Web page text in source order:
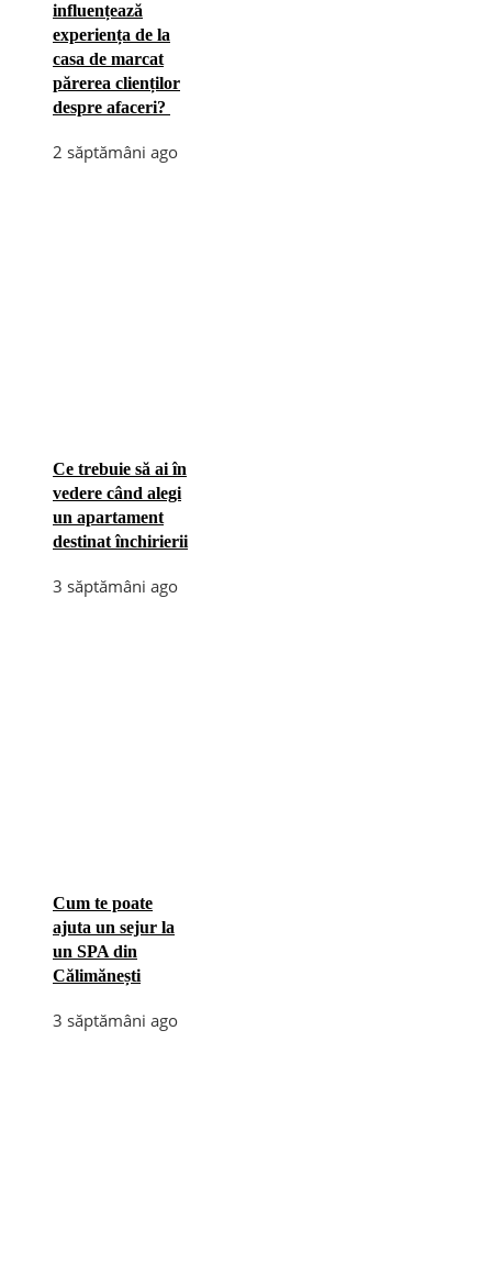
influențează
experiența de la
casa de marcat
părerea clienților
despre afaceri?
2 săptămâni ago
Ce trebuie să ai în
vedere când alegi
un apartament
destinat închirierii
3 săptămâni ago
Cum te poate
ajuta un sejur la
un SPA din
Călimănești
3 săptămâni ago